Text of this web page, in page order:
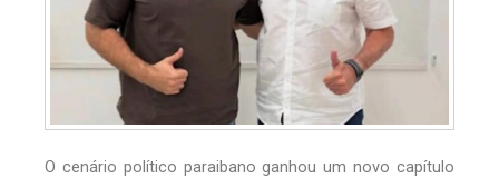
O cenário político paraibano ganhou um novo capítulo